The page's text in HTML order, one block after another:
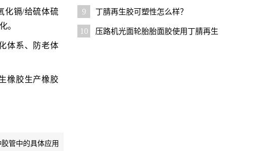
化镉/给硫体硫
。
体系、防老体
橡胶生产橡胶
管中的具体应用
9 丁腈再生胶可塑性怎么样？
10
压路机光面轮胎胎面胶使用丁腈再生